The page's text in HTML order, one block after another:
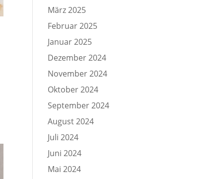
März 2025
Februar 2025
Januar 2025
Dezember 2024
November 2024
Oktober 2024
September 2024
August 2024
Juli 2024
Juni 2024
Mai 2024